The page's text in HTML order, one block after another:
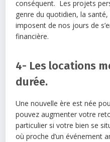
conséquent. Les projets
genre du quotidien, la
imposent de nos jours de
financière.
4- Les locations
durée.
Une nouvelle ère est née
pouvez augmenter votre
particulier si votre bien se
où proche d’un événement